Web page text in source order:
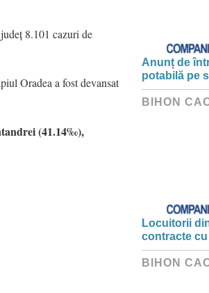
8.101 cazuri de
Oradea a fost devansat
(41.14‰),
Anunț de
potabilă pe
BIHON
Locuitorii
contracte cu
BIHON